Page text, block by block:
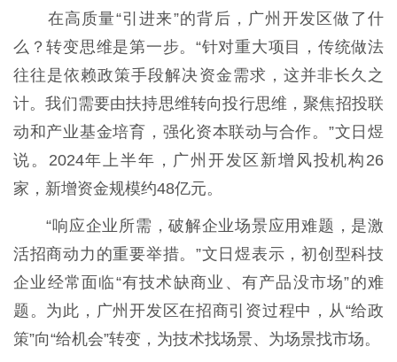
在高质量“引进来”的背后，广州开发区做了什
么？转变思维是第一步。“针对重大项目，传统做法
往往是依赖政策手段解决资金需求，这并非长久之
计。我们需要由扶持思维转向投行思维，聚焦招投联
动和产业基金培育，强化资本联动与合作。”文日煜
说。2024年上半年，广州开发区新增风投机构26
家，新增资金规模约48亿元。
“响应企业所需，破解企业场景应用难题，是激
活招商动力的重要举措。”文日煜表示，初创型科技
企业经常面临“有技术缺商业、有产品没市场”的难
题。为此，广州开发区在招商引资过程中，从“给政
策”向“给机会”转变，为技术找场景、为场景找市场。